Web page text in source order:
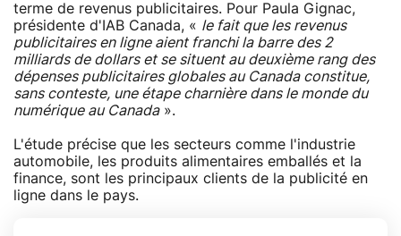
terme de revenus publicitaires. Pour Paula Gignac,
présidente d'IAB Canada, « le fait que les revenus
publicitaires en ligne aient franchi la barre des 2
milliards de dollars et se situent au deuxième rang des
dépenses publicitaires globales au Canada constitue,
sans conteste, une étape charnière dans le monde du
numérique au Canada».
L'étude précise que les secteurs comme l'industrie
automobile, les produits alimentaires emballés et la
finance, sont les principaux clients de la publicité en
ligne dans le pays.